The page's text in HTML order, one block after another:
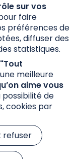
sur vos
faire
préférences de
diffuser des
statistiques.
meilleure
aime vous
de
cookies par
refuser
et cookies
droits réservés